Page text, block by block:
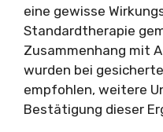
eine gewisse
Standardtherapie
Zusammenhang mit
wurden bei
empfohlen, weitere
Bestätigung dieser